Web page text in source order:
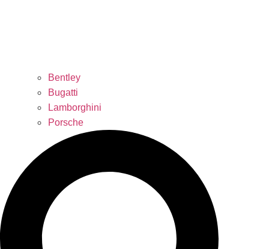
Bentley
Bugatti
Lamborghini
Porsche